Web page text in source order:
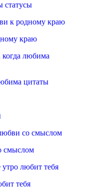
статусы
краю
цитаты
смыслом
тебя